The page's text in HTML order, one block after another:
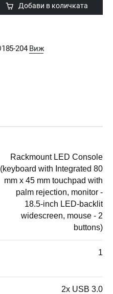
Добави в количката
204 Виж
Rackmount LED Console
(keyboard with Integrated 80
mm x 45 mm touchpad with
palm rejection, monitor -
18.5-inch LED-backlit
widescreen, mouse - 2
buttons)
1
2x USB 3.0